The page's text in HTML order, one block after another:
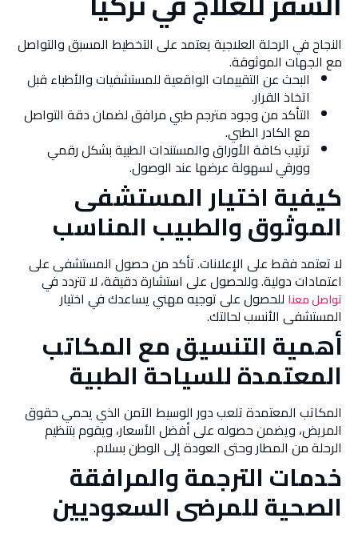
النجاح في الرحلة العلاجية يعتمد على التخطيط المسبق والتواصل
مع الجهات الموثوقة.
البحث عن التقييمات الواقعية للمستشفيات والأطباء قبل
اتخاذ القرار.
التأكد من وجود مترجم طبي مرافق لضمان دقة التواصل
مع الكادر الطبي.
ترتيب كافة الأوراق والمستندات الطبية بشكل رقمي
وورقي لسهولة عرضها عند الوصول.
كيفية اختيار المستشفى
الموثوق والطبيب المناسب
لا تعتمد فقط على الإعلانات. تأكد من حصول المستشفى على
اعتمادات دولية. وللحصول على استشارة دقيقة، لا تتردد في
تواصل معنا للحصول على توجيه مهني يساعدك في اختيار
المستشفى الأنسب لحالتك.
أهمية التنسيق مع المكاتب
المعتمدة للسياحة الطبية
المكاتب المعتمدة تلعب دور الوسيط الآمن الذي يحمي حقوق
المريض، ويضمن حصوله على أفضل الأسعار، ويقوم بتنظيم
الرحلة من المطار وحتى العودة إلى الوطن بسلام.
خدمات الترجمة والمرافقة
الصحية للمرضى السعوديين